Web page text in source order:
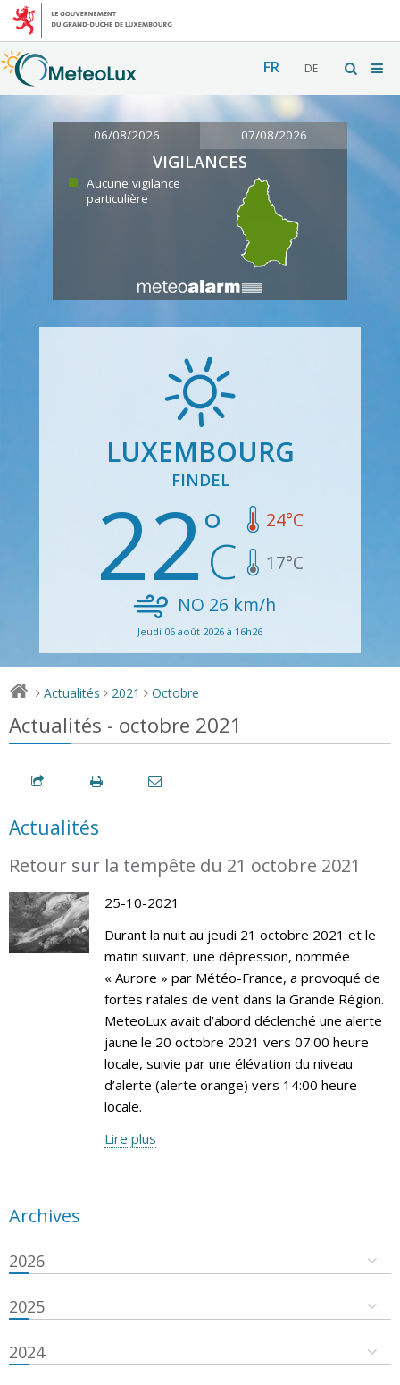
FR DE
06/08/2026 07/08/2026
VIGILANCES
Aucune vigilance
particulière
LUXEMBOURG
FINDEL
22 24°C
17°C
NO 26 km/h
Jeudi 06 août 2026 à 16h26
> Actualités > 2021 > Octobre
Actualités - octobre 2021
Actualités
Retour sur la tempête du 21 octobre 2021
25-10-2021
Durant la nuit au jeudi 21 octobre 2021 et le
matin suivant, une dépression, nommée
« Aurore » par Météo-France, a provoqué de
fortes rafales de vent dans la Grande Région.
MeteoLux avait d’abord déclenché une alerte
jaune le 20 octobre 2021 vers 07:00 heure
locale, suivie par une élévation du niveau
d’alerte (alerte orange) vers 14:00 heure
locale.
Lire plus
Archives
2026
2025
2024